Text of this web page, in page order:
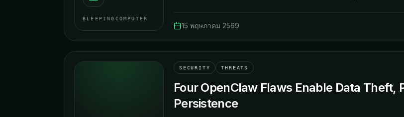
BLEEPINGCOMPUTER
15 พฤษภาคม 2569
SECURITY THREATS
Four OpenClaw Flaws Enable Data Theft,
Persistence